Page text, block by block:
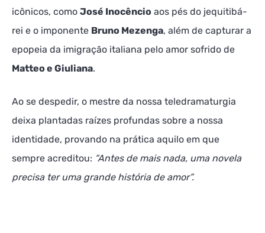
icônicos, como José Inocêncio aos pés do jequitibá-
rei e o imponente Bruno Mezenga, além de capturar a
epopeia da imigração italiana pelo amor sofrido de
Matteo e Giuliana.
Ao se despedir, o mestre da nossa teledramaturgia
deixa plantadas raízes profundas sobre a nossa
identidade, provando na prática aquilo em que
sempre acreditou: “Antes de mais nada, uma novela
precisa ter uma grande história de amor”.